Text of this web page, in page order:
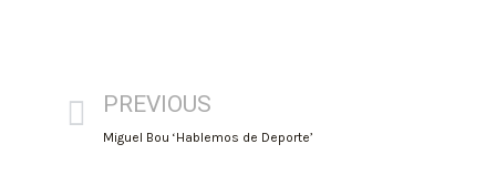
PREVIOUS
Miguel Bou ‘Hablemos de Deporte’